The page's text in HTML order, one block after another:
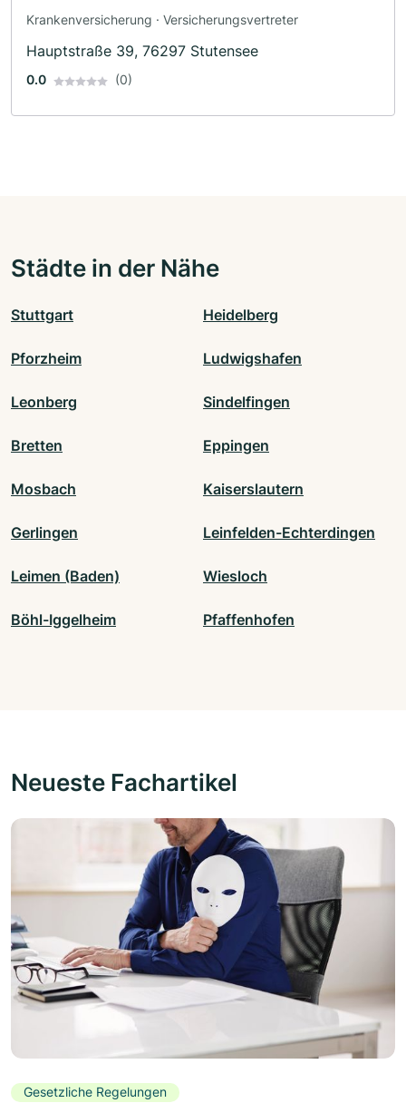
Krankenversicherung · Versicherungsvertreter
Hauptstraße 39, 76297 Stutensee
0.0 (0)
Städte in der Nähe
Stuttgart Heidelberg
Pforzheim Ludwigshafen
Leonberg Sindelfingen
Bretten Eppingen
Mosbach Kaiserslautern
Gerlingen Leinfelden-Echterdingen
Leimen (Baden) Wiesloch
Böhl-Iggelheim Pfaffenhofen
Neueste Fachartikel
Gesetzliche Regelungen